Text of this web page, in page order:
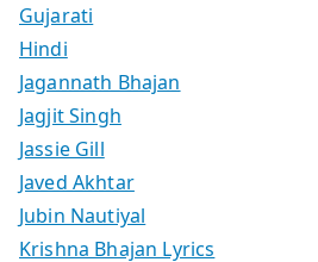
Gujarati
Hindi
Jagannath Bhajan
Jagjit Singh
Jassie Gill
Javed Akhtar
Jubin Nautiyal
Krishna Bhajan Lyrics